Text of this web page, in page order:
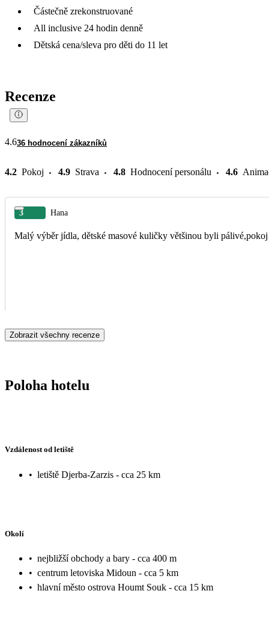
Částečně zrekonstruované
All inclusive 24 hodin denně
Dětská cena/sleva pro děti do 11 let
Recenze
4.636 hodnocení zákazníků
4.2 Pokoj 4.9 Strava 4.8 Hodnocení personálu 4.6
3 Hana
Malý výběr jídla, dětské masové kuličky většinou byli
Zobrazit všechny recenze
Poloha hotelu
Vzdálenost od letiště
• letiště Djerba-Zarzis - cca 25 km
Okolí
• nejbližší obchody a bary - cca 400 m
• centrum letoviska Midoun - cca 5 km
• hlavní město ostrova Houmt Souk - cca 15 km